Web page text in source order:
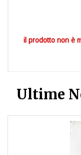
il prodotto non è
Ultime